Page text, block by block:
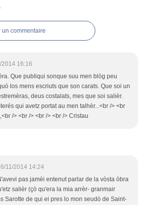
un commentaire
2014 16:16
Que publiqui sonque suu men blòg peu
los mens escriuts que son carats. Que soi un
deus costalats, mes que soi salièr.
qui avetz portat au men talhèr...<br /> <br
/> <br /> <br /> <br /> Cristau
11/2014 14:24
pas jamèi entenut parlar de la vòsta òbra
salièr (çò qu'era la mia arrèr- granmair
Sarotte de qui ei pres lo mon seudò de Saint-